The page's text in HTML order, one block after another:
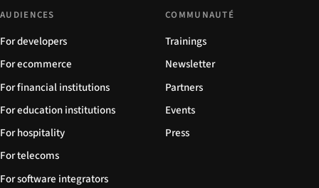
AUDIENCES
For developers
For ecommerce
For financial institutions
For education institutions
For hospitality
For telecoms
For software integrators
COMMUNAUTÉ
Trainings
Newsletter
Partners
Events
Press